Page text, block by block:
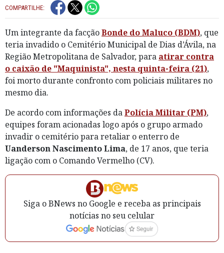
COMPARTILHE:
Um integrante da facçãoBonde do Maluco (BDM), que
teria invadido o Cemitério Municipal de Dias d’Ávila, na
Região Metropolitana de Salvador, para atirar contra
o caixão de "Maquinista", nesta quinta-feira (21),
foi morto durante confronto com policiais militares no
mesmo dia.
De acordo com informações daPolícia Militar (PM),
equipes foram acionadas logo após o grupo armado
invadir o cemitério para retaliar o enterro de
Uanderson Nascimento Lima, de 17 anos, que teria
ligação com o Comando Vermelho (CV).
Siga o BNews no Google e receba as principais
notícias no seu celular